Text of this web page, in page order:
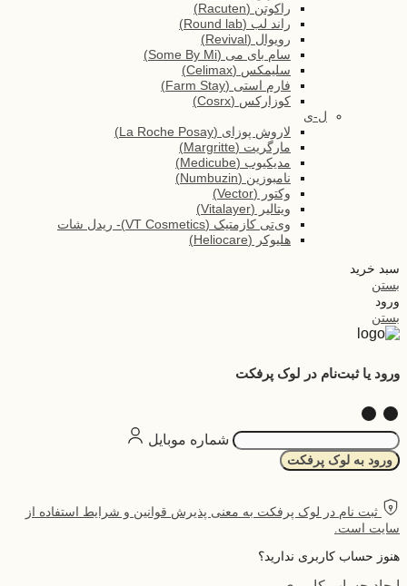
راکوتن (Racuten)
راند لب (Round lab)
رویوال (Revival)
سام بای می (Some By Mi)
سلیمکس (Celimax)
فارم استی (Farm Stay)
کوزارکس (Cosrx)
ل-ی
لاروش پوزای (La Roche Posay)
مارگریت (Margritte)
مدیکیوب (Medicube)
نامبوزین (Numbuzin)
وکتور (Vector)
ویتالیر (Vitalayer)
وی‌تی کازمتیک (VT Cosmetics)- ریدل شات
هلیوکر (Heliocare)
سبد خرید
بستن
ورود
بستن
ورود یا ثبت‌نام در لوک پرفکت
شماره موبایل
ورود به لوک پرفکت
ثبت نام در لوک پرفکت به معنی پذیرش قوانین و شرایط استفاده از
سایت است.
هنوز حساب کاربری ندارید؟